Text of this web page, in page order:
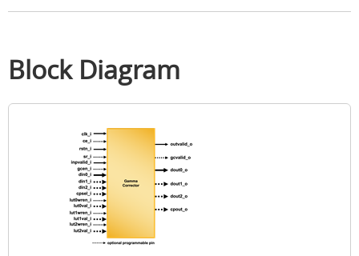
Block Diagram